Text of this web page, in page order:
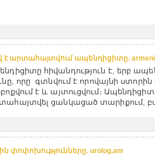
արտահայտվում ապենդիցիտը.
հիվանդություն է, երբ
որը գտնվում է որովայնի ստորին
է և այտուցվում։
ցանկացած տարիքում,
փոփոխությունները. urolog.am